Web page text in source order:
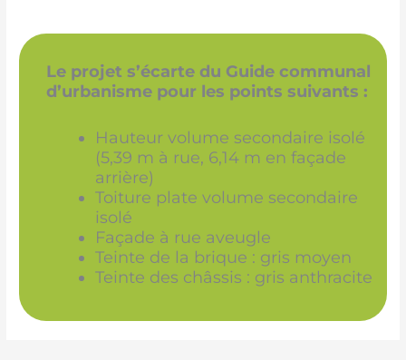
Le projet s’écarte du Guide communal
d’urbanisme pour les points suivants :
Hauteur volume secondaire isolé
(5,39 m à rue, 6,14 m en façade
arrière)
Toiture plate volume secondaire
isolé
Façade à rue aveugle
Teinte de la brique : gris moyen
Teinte des châssis : gris anthracite